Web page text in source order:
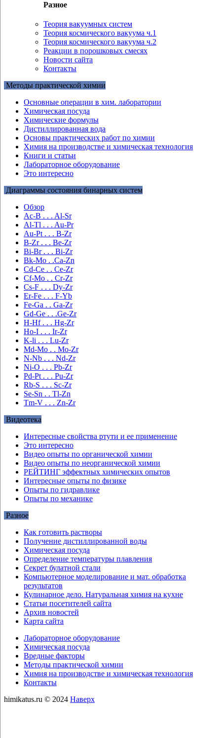
Разное
Теория вакуумных систем
Теория космического вакуума ч.1
Теория космического вакуума ч.2
Реакции в порошковых смесях
Новости сайта
Контакты
Методы практической химии
Основные операции в хим. лаборатории
Химическая посуда
Химические формулы
Дистиллированная вода
Основы практических работ по химии
Химия на производстве и химическая технология
Книги и статьи
Лабораторное оборудование
Это интересно
Диаграммы состояния бинарных систем
Обзор
Ac-B . . . Al-Sr
Al-Tl . . . Au-Pr
Au-Pt . . . B-Zr
B-Zr . . . Be-Zr
Bi-Br . . . Bi-Zr
Bk-Mo . .Ca-Zn
Cd-Ce . . Ce-Zr
Cf-Mo . . Cr-Zr
Cs-F . . . Dy-Zr
Er-Fe . . . F-Yb
Fe-Ga . . Ga-Zr
Gd-Ge . . .Ge-Zr
H-Hf . . . Hg-Zr
Ho-I . . . Ir-Zr
K-li . . . Lu-Zr
Md-Mo . . Mo-Zr
N-Nb . . . Nd-Zr
Ni-O . . . Pb-Zr
Pd-Pt . . . Pu-Zr
Rb-S . . . Sc-Zr
Se-Sn . . Tl-Zn
Tm-V . . . Zn-Zr
Видеотека
Интересные свойства ртути и ее применение
Это интересно
Видео опыты по органической химии
Видео опыты по неорганической химии
РЕЙТИНГ эффектных химических опытов
Интересные опыты по физике
Опыты по гидравлике
Опыты по механике
Разное
Как готовить растворы
Получение дистиллированной воды
Химическая посуда
Определение температуры плавления
Секрет булатной стали
Компьютерное моделирование и мат. обработка
результатов
Кулинарное дело. Натуральная химия на кухне
Статьи посетителей сайта
Архив новостей
Карта сайта
Лабораторное оборудование
Химическая посуда
Вредные факторы
Методы практической химии
Химия на производстве и химическая технология
Контакты
himikatus.ru © 2024 Наверх